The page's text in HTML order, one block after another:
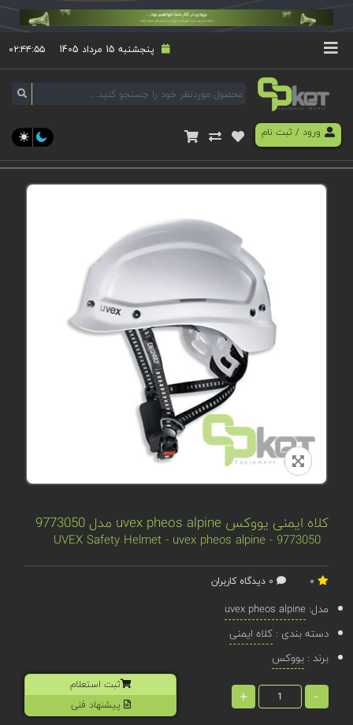
پنجشنبه 15 مرداد 1405 ۰۲:۴۴:۵۵
ورود/ ثبت نام
کلاه ایمنی یووکس uvex pheos alpine مدل 9773050
UVEX Safety Helmet - uvex pheos alpine - 9773050
مدل:uvex pheos alpine
دسته بندی :کلاه ایمنی
برند :یووکس
-
+
ثبت استعلام
پیشنهاد فنی